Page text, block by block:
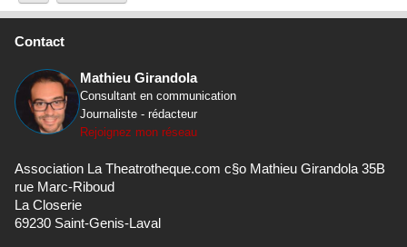
Contact
Mathieu Girandola
Consultant en communication
Journaliste - rédacteur
Rejoignez mon réseau
Association La Theatrotheque.com c§o Mathieu Girandola 35B
rue Marc-Riboud
La Closerie
69230 Saint-Genis-Laval